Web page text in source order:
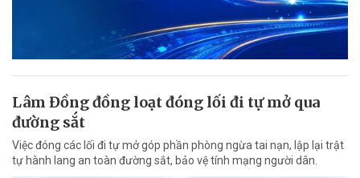
Lâm Đồng đồng loạt đóng lối đi tự mở qua
đường sắt
Việc đóng các lối đi tự mở góp phần phòng ngừa tai nạn, lập lại trật
tự hành lang an toàn đường sắt, bảo vệ tính mạng người dân.